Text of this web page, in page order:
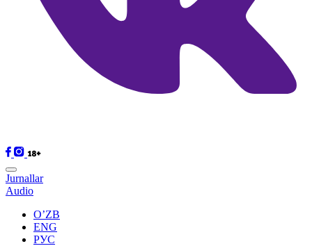
Jurnallar
Audio
O’ZB
ENG
РУС